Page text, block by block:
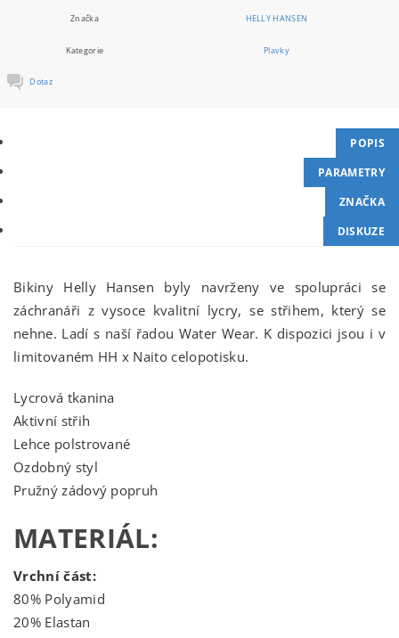
Značka HELLY HANSEN
Kategorie Plavky
Dotaz
POPIS
PARAMETRY
ZNAČKA
DISKUZE
Bikiny Helly Hansen byly navrženy ve spolupráci se
záchranáři z vysoce kvalitní lycry, se střihem, který se
nehne. Ladí s naší řadou Water Wear. K dispozici jsou i v
limitovaném HH x Naito celopotisku.
Lycrová tkanina
Aktivní střih
Lehce polstrované
Ozdobný styl
Pružný zádový popruh
MATERIÁL:
Vrchní část:
80% Polyamid
20% Elastan